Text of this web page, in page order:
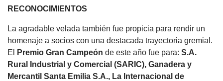
RECONOCIMIENTOS
La agradable velada también fue propicia para rendir un
homenaje a socios con una destacada trayectoria gremial.
El
Premio Gran Campeón de este año fue para: S.A.
Rural Industrial y Comercial (SARIC), Ganadera y
Mercantil Santa Emilia S.A., La Internacional de